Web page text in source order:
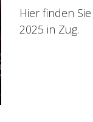
Hier finden
2025 in Zug.